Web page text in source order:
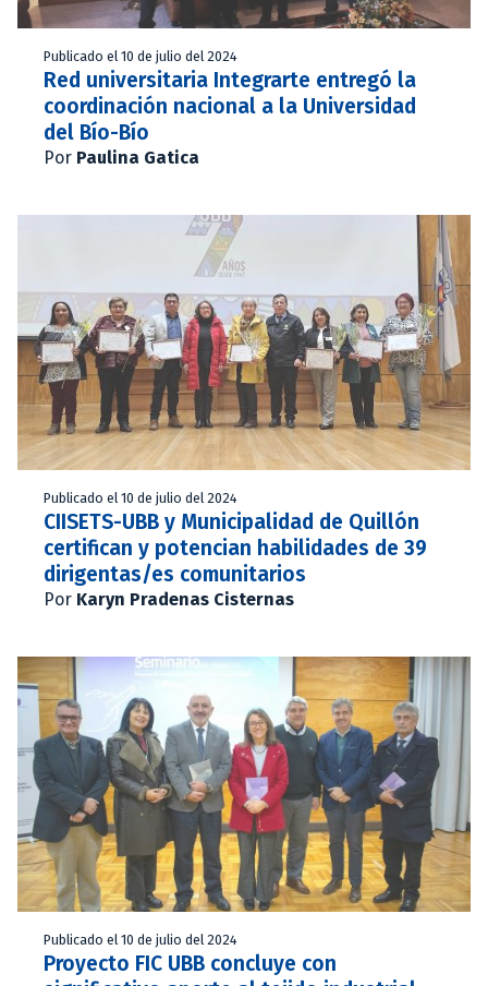
Publicado el 10 de julio del 2024
Red universitaria Integrarte entregó la
coordinación nacional a la Universidad
del Bío-Bío
Por Paulina Gatica
Publicado el 10 de julio del 2024
CIISETS-UBB y Municipalidad de Quillón
certifican y potencian habilidades de 39
dirigentas/es comunitarios
Por Karyn Pradenas Cisternas
Publicado el 10 de julio del 2024
Proyecto FIC UBB concluye con